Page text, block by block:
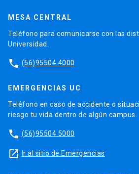
MESA CENTRAL
Teléfono para comunicarse con las
Universidad.
phone (56)95504 4000
EMERGENCIAS UC
Teléfono en caso de accidente o
riesgo tu vida dentro de algún campus.
phone (56)95504 5000
launch Ir al sitio de Emergencias